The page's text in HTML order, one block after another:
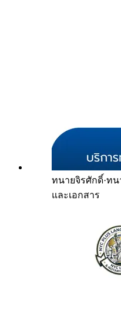
ทนายจิรศักดิ์·ทน
และเอกสาร